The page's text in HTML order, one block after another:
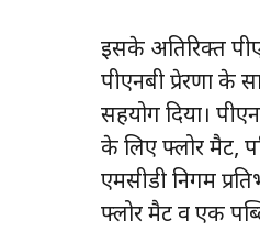
इसके अतिरिक्त
पीएनबी प्रेरणा के
सहयोग दिया।
के लिए फ्लोर मैट,
एमसीडी निगम
फ्लोर मैट व एक